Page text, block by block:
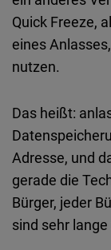
Quick Freeze,
eines
nutzen.
Das heißt:
Adresse, und
gerade die
Bürger, jeder
sind sehr